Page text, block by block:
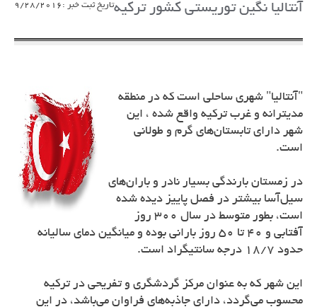
آنتالیا نگین توریستی کشور ترکیهتاریخ ثبت خبر :9/28/2016
"آنتالیا" شهری ساحلی است که در منطقه
مدیترانه و غرب ترکیه واقع شده ، این
شهر دارای تابستان‌های گرم و طولانی
است.
در زمستان بارندگی بسیار نادر و باران‌های
سیل‌آسا بیشتر در فصل پاییز دیده شده‌
است، بطور متوسط در سال 300 روز
آفتابی و 40 تا 50 روز بارانی بوده و میانگین دمای سالیانه
حدود 18/7 درجه سانتیگراد است.
این شهر که به عنوان مرکز گردشگری و تفریحی در ترکیه
محسوب می‌گردد، دارای جاذبه‌های فراوان می‌باشد، در این